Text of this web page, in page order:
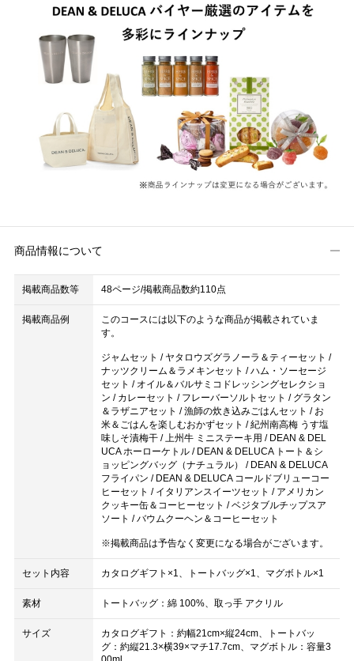
商品情報について
掲載商品数等 48ページ/掲載商品数約110点
掲載商品例
このコースには以下のような商品が掲載されていま
す。
ジャムセット / ヤタロウズグラノーラ＆ティーセット /
ナッツクリーム＆ラメキンセット / ハム・ソーセージ
セット / オイル＆バルサミコドレッシングセレクショ
ン / カレーセット / フレーバーソルトセット / グラタン
＆ラザニアセット / 漁師の炊き込みごはんセット / お
米＆ごはんを楽しむおかずセット / 紀州南高梅 うす塩
味しそ漬梅干 / 上州牛 ミニステーキ用 / DEAN & DEL
UCA ホーローケトル / DEAN & DELUCA トート＆シ
ョッピングバッグ（ナチュラル） / DEAN & DELUCA
フライパン / DEAN & DELUCA コールドブリューコー
ヒーセット / イタリアンスイーツセット / アメリカン
クッキー缶＆コーヒーセット / ベジタブルチップスア
ソート / バウムクーヘン＆コーヒーセット
※掲載商品は予告なく変更になる場合がございます。
セット内容 カタログギフト×1、トートバッグ×1、マグボトル×1
素材 トートバッグ：綿 100%、取っ手 アクリル
サイズ
カタログギフト：約幅21cm×縦24cm、トートバッ
グ：約縦21.3×横39×マチ17.7cm、マグボトル：容量3